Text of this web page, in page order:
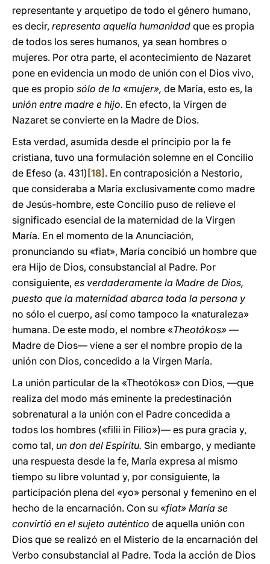
representante y arquetipo de todo el género humano,
es decir, representa aquella humanidad que es propia
de todos los seres humanos, ya sean hombres o
mujeres. Por otra parte, el acontecimiento de Nazaret
pone en evidencia un modo de unión con el Dios vivo,
que es propio sólo de la «mujer», de María, esto es, la
unión entre madre e hijo. En efecto, la Virgen de
Nazaret se convierte en la Madre de Dios.
Esta verdad, asumida desde el principio por la fe
cristiana, tuvo una formulación solemne en el Concilio
de Efeso (a. 431) [18] . En contraposición a Nestorio,
que consideraba a María exclusivamente como madre
de Jesús-hombre, este Concilio puso de relieve el
significado esencial de la maternidad de la Virgen
María. En el momento de la Anunciación,
pronunciando su «fiat», María concibió un hombre que
era Hijo de Dios, consubstancial al Padre. Por
consiguiente, es verdaderamente la Madre de Dios,
puesto que la maternidad abarca toda la persona y
no sólo el cuerpo, así como tampoco la «naturaleza»
humana. De este modo, el nombre «Theotókos» —
Madre de Dios— viene a ser el nombre propio de la
unión con Dios, concedido a la Virgen María.
La unión particular de la «Theotókos» con Dios, —que
realiza del modo más eminente la predestinación
sobrenatural a la unión con el Padre concedida a
todos los hombres («filii in Filio»)— es pura gracia y,
como tal, un don del Espíritu. Sin embargo, y mediante
una respuesta desde la fe, María expresa al mismo
tiempo su libre voluntad y, por consiguiente, la
participación plena del «yo» personal y femenino en el
hecho de la encarnación. Con su «fiat» María se
convirtió en el sujeto auténtico de aquella unión con
Dios que se realizó en el Misterio de la encarnación del
Verbo consubstancial al Padre. Toda la acción de Dios